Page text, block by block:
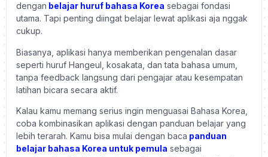
dengan belajar huruf bahasa Korea sebagai fondasi
utama. Tapi penting diingat belajar lewat aplikasi aja nggak
cukup.
Biasanya, aplikasi hanya memberikan pengenalan dasar
seperti huruf Hangeul, kosakata, dan tata bahasa umum,
tanpa feedback langsung dari pengajar atau kesempatan
latihan bicara secara aktif.
Kalau kamu memang serius ingin menguasai Bahasa Korea,
coba kombinasikan aplikasi dengan panduan belajar yang
lebih terarah. Kamu bisa mulai dengan baca panduan
belajar bahasa Korea untuk pemula sebagai